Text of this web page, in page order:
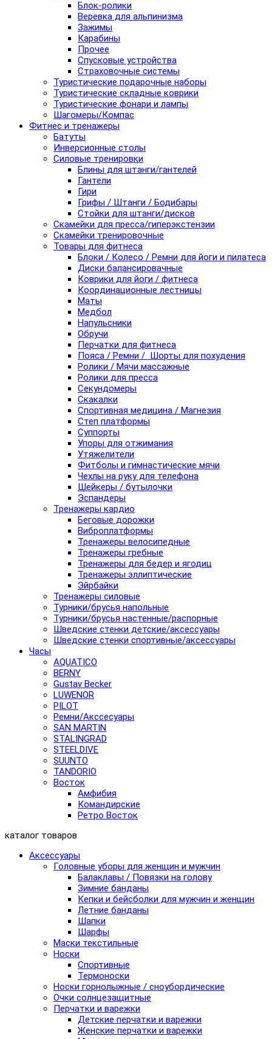
Блок-ролики
Веревка для альпинизма
Зажимы
Карабины
Прочее
Спусковые устройства
Страховочные системы
Туристические подарочные наборы
Туристические складные коврики
Туристические фонари и лампы
Шагомеры/Компас
Фитнес и тренажеры
Батуты
Инверсионные столы
Силовые тренировки
Блины для штанги/гантелей
Гантели
Гири
Грифы / Штанги / Бодибары
Стойки для штанги/дисков
Скамейки для пресса/гиперэкстензии
Скамейки тренировочные
Товары для фитнеса
Блоки / Колесо / Ремни для йоги и пилатеса
Диски балансировачные
Коврики для йоги / фитнеса
Координационные лестницы
Маты
Медбол
Напульсники
Обручи
Перчатки для фитнеса
Пояса / Ремни / Шорты для похудения
Ролики / Мячи массажные
Ролики для пресса
Секундомеры
Скакалки
Спортивная медицина / Магнезия
Степ платформы
Суппорты
Упоры для отжимания
Утяжелители
Фитболы и гимнастические мячи
Чехлы на руку для телефона
Шейкеры / бутылочки
Эспандеры
Тренажеры кардио
Беговые дорожки
Виброплатформы
Тренажеры велосипедные
Тренажеры гребные
Тренажеры для бедер и ягодиц
Тренажеры эллиптические
Эйрбайки
Тренажеры силовые
Турники/брусья напольные
Турники/брусья настенные/распорные
Шведские стенки детские/аксессуары
Шведские стенки спортивные/аксессуары
Часы
AQUATICO
BERNY
Gustav Becker
LUWENOR
PILOT
Pемни/Акссесуары
SAN MARTIN
STALINGRAD
STEELDIVE
SUUNTO
TANDORIO
Восток
Амфибия
Командирские
Ретро Восток
каталог товаров
Аксессуары
Головные уборы для женщин и мужчин
Балаклавы / Повязки на голову
Зимние банданы
Кепки и бейсболки для мужчин и женщин
Летние банданы
Шапки
Шарфы
Маски текстильные
Носки
Спортивные
Термоноски
Носки горнолыжные / сноубордические
Очки солнцезащитные
Перчатки и варежки
Детские перчатки и варежки
Женские перчатки и варежки